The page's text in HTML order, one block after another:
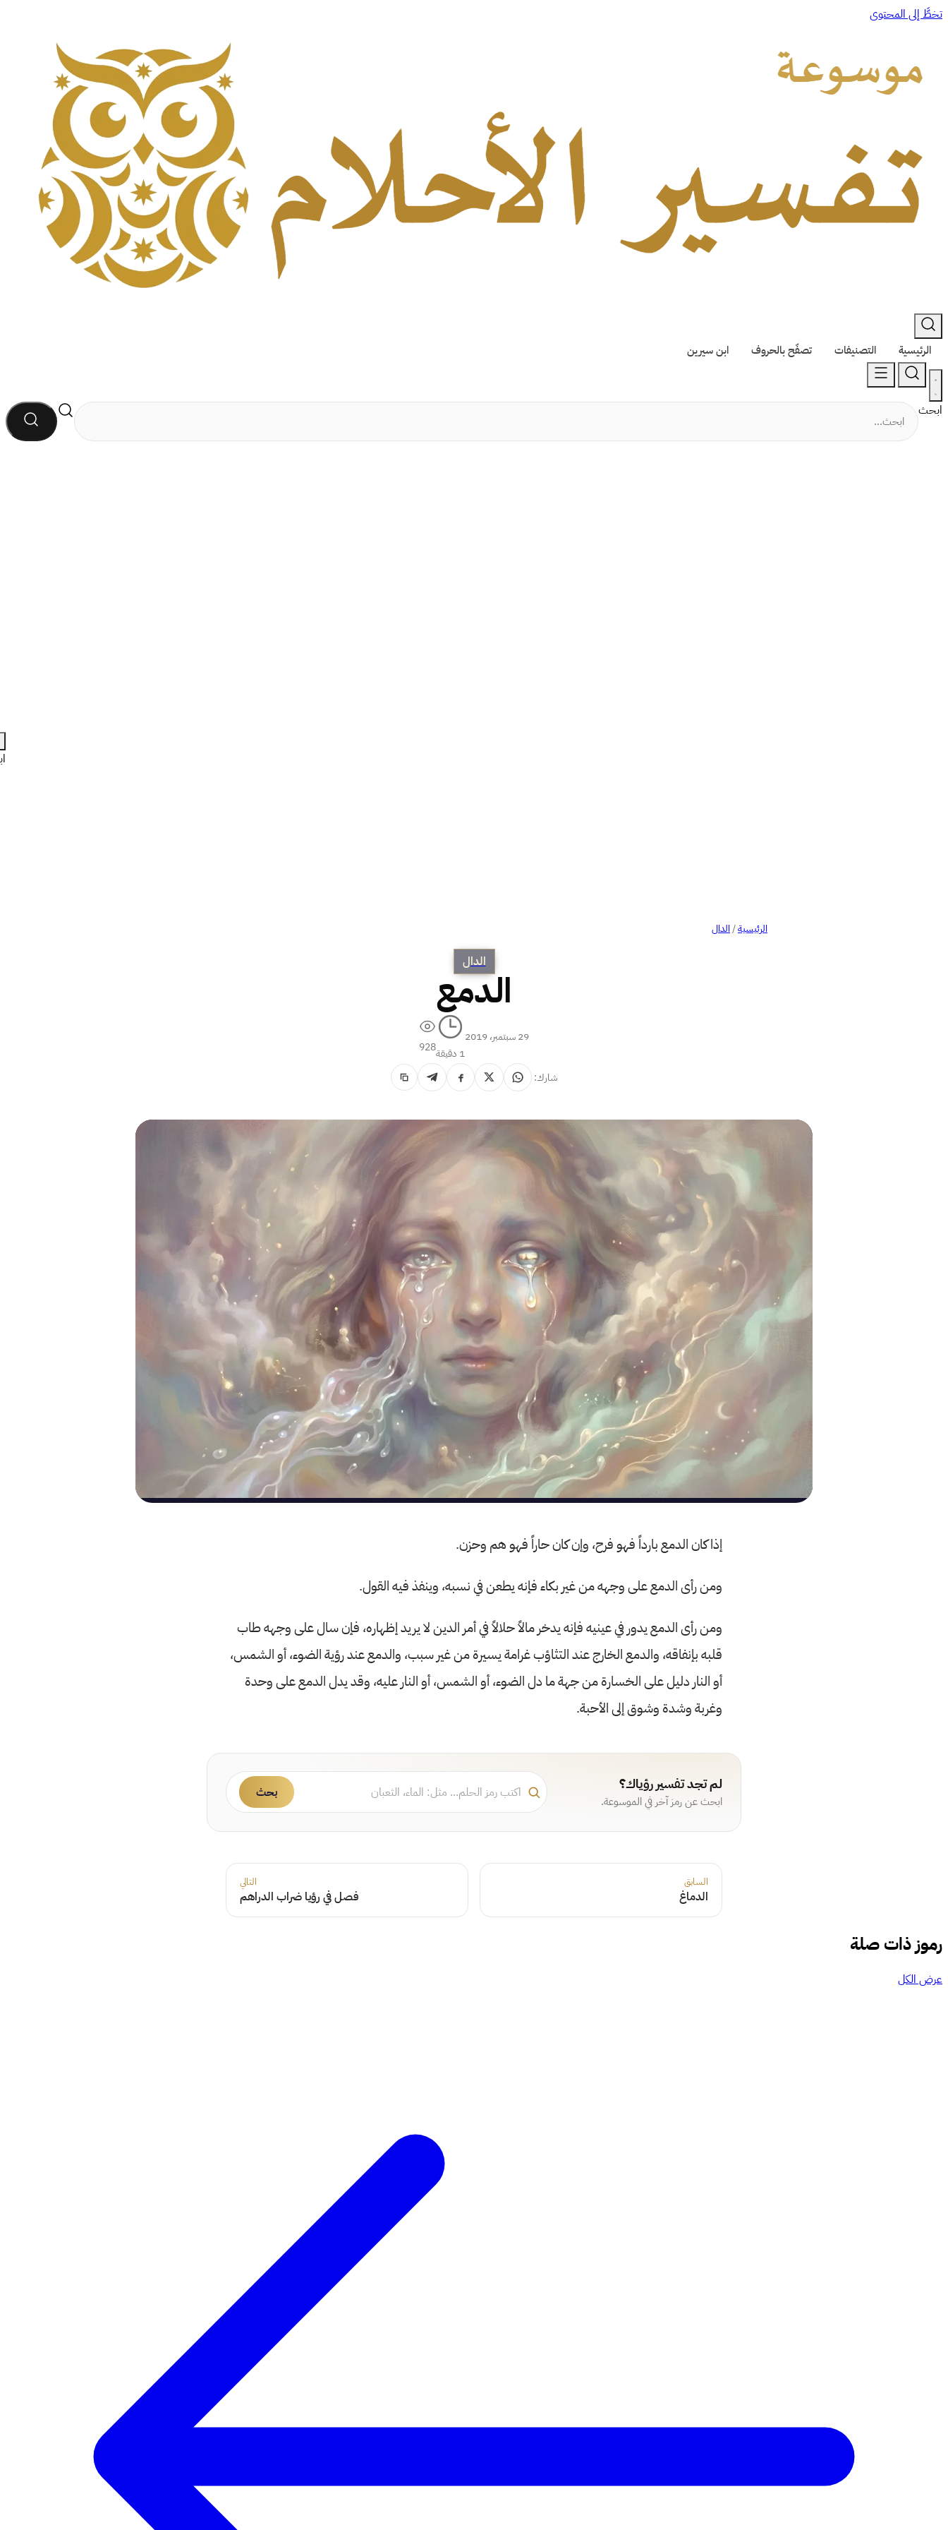
تخطَّ إلى المحتوى
الرئيسية التصنيفات تصفّح بالحروف ابن سيرين
ابحث
الرئيسية/الدال
الدال
الدمع
29 سبتمبر، 2019
1 دقيقة
928
شارك:
إذا كان الدمع بارداً فهو فرح، وإن كان حاراً فهو هم وحزن.
ومن رأى الدمع على وجهه من غير بكاء فإنه يطعن في نسبه، وينفذ فيه القول.
ومن رأى الدمع يدور في عينيه فإنه يدخر مالاً حلالاً في أمر الدين لا يريد إظهاره، فإن سال على وجهه طاب
قلبه بإنفاقه، والدمع الخارج عند التثاؤب غرامة يسيرة من غير سبب، والدمع عند رؤية الضوء، أو الشمس،
أو النار دليل على الخسارة من جهة ما دل الضوء، أو الشمس، أو النار عليه، وقد يدل الدمع على وحدة
وغربة وشدة وشوق إلى الأحبة.
لم تجد تفسير رؤياك؟
ابحث عن رمز آخر في الموسوعة.
بحث
السابق
الدماغ
التالي
فصل في رؤيا ضراب الدراهم
رموز ذات صلة
عرض الكل